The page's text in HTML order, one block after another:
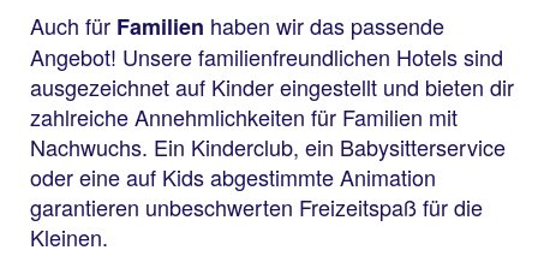
Auch für Familien haben wir das passende
Angebot! Unsere familienfreundlichen Hotels sind
ausgezeichnet auf Kinder eingestellt und bieten dir
zahlreiche Annehmlichkeiten für Familien mit
Nachwuchs. Ein Kinderclub, ein Babysitterservice
oder eine auf Kids abgestimmte Animation
garantieren unbeschwerten Freizeitspaß für die
Kleinen.